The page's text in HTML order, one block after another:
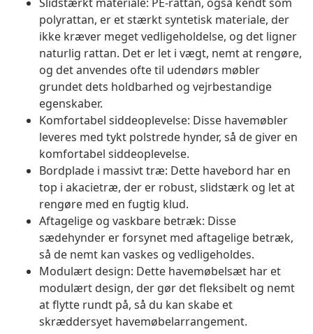
polyrattan, er et stærkt syntetisk materiale, der
ikke kræver meget vedligeholdelse, og det ligner
naturlig rattan. Det er let i vægt, nemt at rengøre,
og det anvendes ofte til udendørs møbler
grundet dets holdbarhed og vejrbestandige
egenskaber.
Komfortabel siddeoplevelse: Disse havemøbler
leveres med tykt polstrede hynder, så de giver en
komfortabel siddeoplevelse.
Bordplade i massivt træ: Dette havebord har en
top i akacietræ, der er robust, slidstærk og let at
rengøre med en fugtig klud.
Aftagelige og vaskbare betræk: Disse
sædehynder er forsynet med aftagelige betræk,
så de nemt kan vaskes og vedligeholdes.
Modulært design: Dette havemøbelsæt har et
modulært design, der gør det fleksibelt og nemt
at flytte rundt på, så du kan skabe et
skræddersyet havemøbelarrangement.